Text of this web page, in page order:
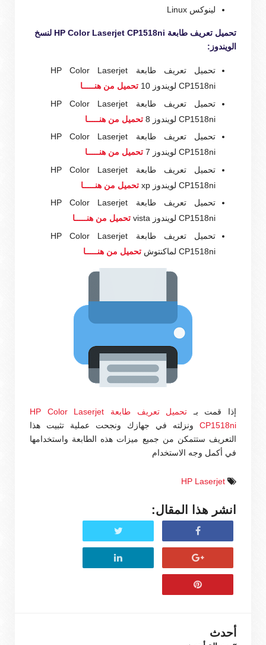
لينوكس Linux
تحميل تعريف طابعة HP Color Laserjet CP1518ni لنسخ
الويندوز:
تحميل تعريف طابعة HP Color Laserjet
CP1518ni لويندوز 10
تحميل من هنـــــا
تحميل تعريف طابعة HP Color Laserjet
CP1518ni لويندوز 8
تحميل من هنـــــا
تحميل تعريف طابعة HP Color Laserjet
CP1518ni لويندوز 7
تحميل من هنـــــا
تحميل تعريف طابعة HP Color Laserjet
CP1518ni لويندوز xp
تحميل من هنـــــا
تحميل تعريف طابعة HP Color Laserjet
CP1518ni لويندوز vista
تحميل من هنـــــا
تحميل تعريف طابعة HP Color Laserjet
CP1518ni لماكنتوش
تحميل من هنـــــا
إذا قمت بـ
تحميل تعريف طابعة HP Color Laserjet
CP1518ni ونزلته في جهازك ونجحت عملية تثبيت هذا
التعريف ستتمكن من جميع ميزات هذه الطابعة واستخدامها
في أكمل وجه الاستخدام
HP Laserjet
انشر هذا المقال:
أحدث